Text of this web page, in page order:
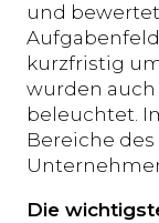
und
kurzfristig
wurden
beleuchtet.
Bereiche des
Die